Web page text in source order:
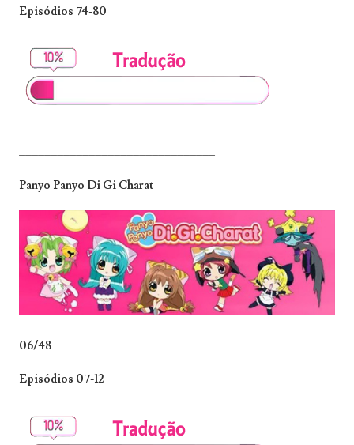
Episódios 74-80
_______________________________
Panyo Panyo Di Gi Charat
06/48
Episódios 07-12